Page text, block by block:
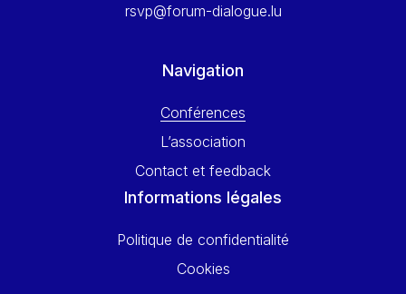
Yves FRANCHET
rsvp@forum-dialogue.lu
Navigation
Conférences
L’association
Contact et feedback
Informations légales
Politique de confidentialité
Cookies